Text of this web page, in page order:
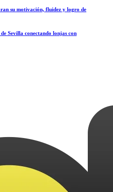
su motivación, fluidez y logro de
Sevilla conectando lonjas con